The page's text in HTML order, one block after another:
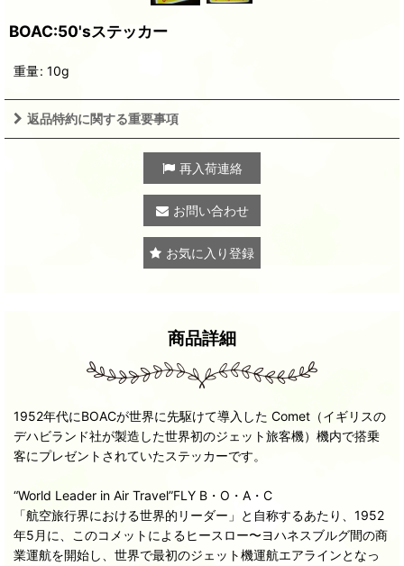
BOAC:50'sステッカー
重量: 10g
返品特約に関する重要事項
再入荷連絡
お問い合わせ
お気に入り登録
商品詳細
1952年代にBOACが世界に先駆けて導入した Comet（イギリスの
デハビランド社が製造した世界初のジェット旅客機）機内で搭乗
客にプレゼントされていたステッカーです。
“World Leader in Air Travel”FLY B・O・A・C
「航空旅行界における世界的リーダー」と自称するあたり、1952
年5月に、このコメットによるヒースロー〜ヨハネスブルグ間の商
業運航を開始し、世界で最初のジェット機運航エアラインとなっ